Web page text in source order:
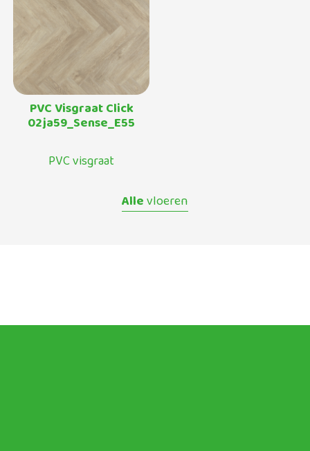
PVC Visgraat Click
02ja59_Sense_E55
PVC visgraat
Allevloeren